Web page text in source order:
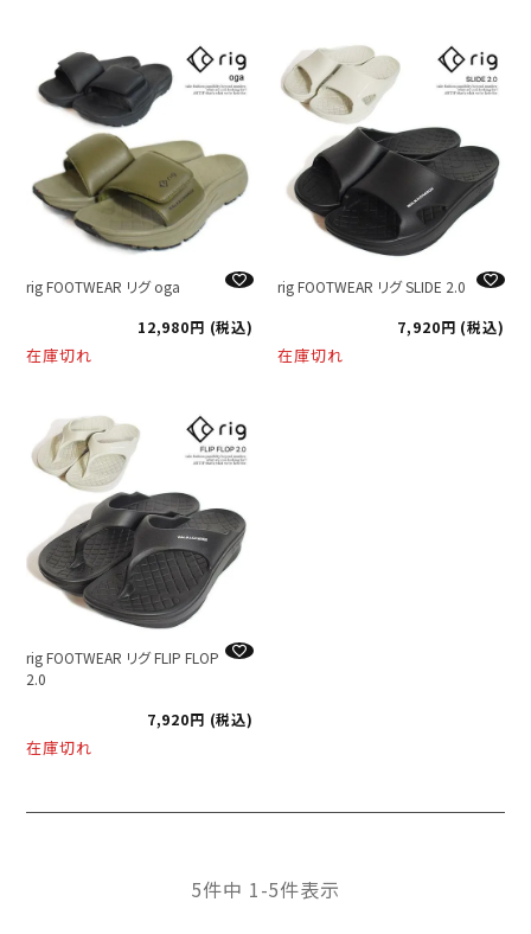
rig FOOTWEAR リグ oga
12,980
税込
在庫切れ
rig FOOTWEAR リグ SLIDE 2.0
7,920
税込
在庫切れ
rig FOOTWEAR リグ FLIP FLOP
2.0
7,920
税込
在庫切れ
5件中 1-5件表示